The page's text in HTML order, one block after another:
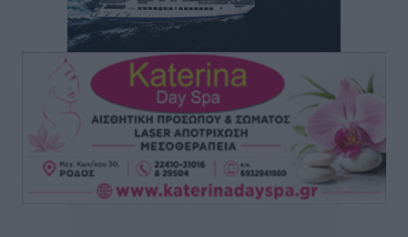
Τοπικές Ειδήσεις• πριν 6 ώρες
Δεύτερη πηγή εισοδήματος για τους επαγγελματίες
ψαράδες ο αλιευτικός τουρισμός
Ειδήσεις πριν 6 ώρες
Μαρία Εκμεκτσίογλου: Η πίστη μου είναι το
μεγαλύτερο στήριγμα μου – Το προσκύνημα στην ιερά
Μονή Πανορμίτη